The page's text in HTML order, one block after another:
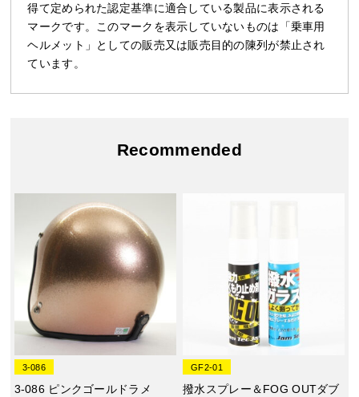
得て定められた認定基準に適合している製品に表示される
マークです。このマークを表示していないものは「乗車用
ヘルメット」としての販売又は販売目的の陳列が禁止され
ています。
Recommended
3-086
3-086 ピンクゴールドラメ
GF2-01
撥水スプレー＆FOG OUTダブ